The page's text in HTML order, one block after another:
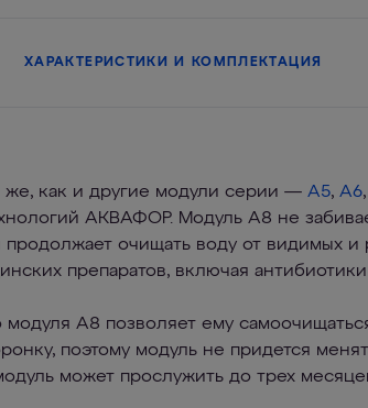
ХАРАКТЕРИСТИКИ И КОМПЛЕКТАЦИЯ
как и другие модули серии — А5, А6,
АКВАФОР. Модуль A8 не
продолжает очищать воду от видимых
препаратов, включая
модуля A8 позволяет ему
поэтому модуль не придется
может прослужить до трех